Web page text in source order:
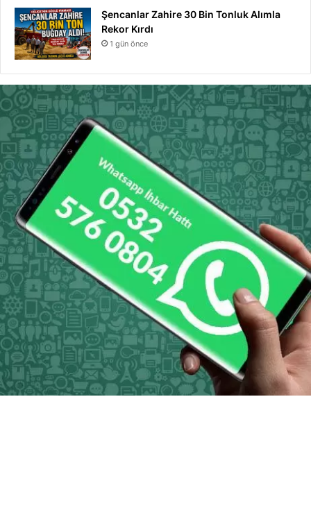
Şencanlar Zahire 30 Bin Tonluk Alımla
Rekor Kırdı
1 gün önce